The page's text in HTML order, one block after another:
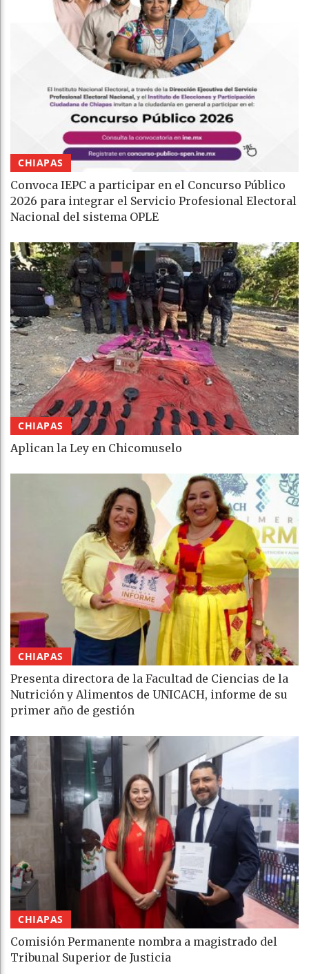
CHIAPAS
Convoca IEPC a participar en el Concurso Público
2026 para integrar el Servicio Profesional Electoral
Nacional del sistema OPLE
CHIAPAS
Aplican la Ley en Chicomuselo
CHIAPAS
Presenta directora de la Facultad de Ciencias de la
Nutrición y Alimentos de UNICACH, informe de su
primer año de gestión
CHIAPAS
Comisión Permanente nombra a magistrado del
Tribunal Superior de Justicia